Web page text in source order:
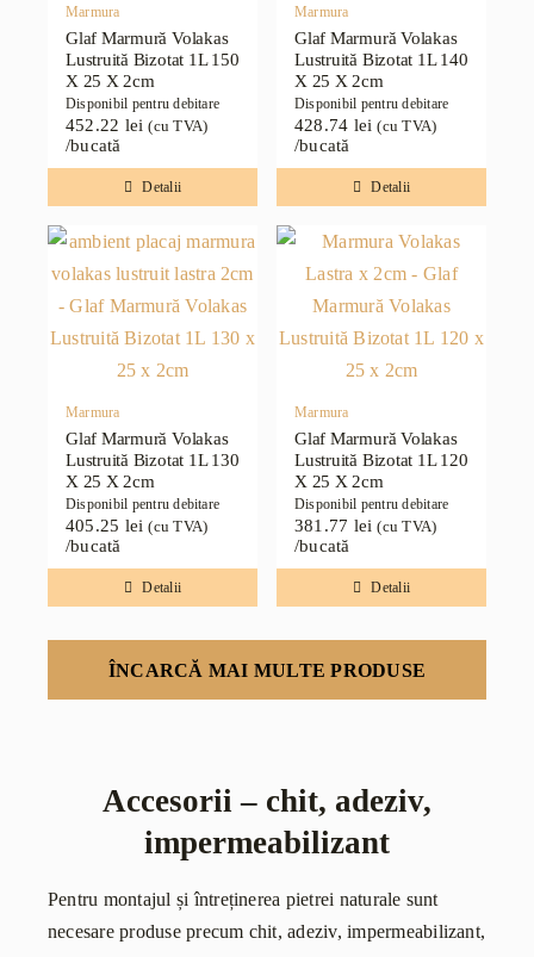
Marmura
Glaf Marmură Volakas
Lustruită Bizotat 1L 150
X 25 X 2cm
Disponibil pentru debitare
452.22 lei (cu TVA)
/bucată
Detalii
Marmura
Glaf Marmură Volakas
Lustruită Bizotat 1L 140
X 25 X 2cm
Disponibil pentru debitare
428.74 lei (cu TVA)
/bucată
Detalii
Marmura
Glaf Marmură Volakas
Lustruită Bizotat 1L 130
X 25 X 2cm
Disponibil pentru debitare
405.25 lei (cu TVA)
/bucată
Detalii
Marmura
Glaf Marmură Volakas
Lustruită Bizotat 1L 120
X 25 X 2cm
Disponibil pentru debitare
381.77 lei (cu TVA)
/bucată
Detalii
ÎNCARCĂ MAI MULTE PRODUSE
Accesorii – chit, adeziv,
impermeabilizant
Pentru montajul și întreținerea pietrei naturale sunt
necesare produse precum chit, adeziv, impermeabilizant,